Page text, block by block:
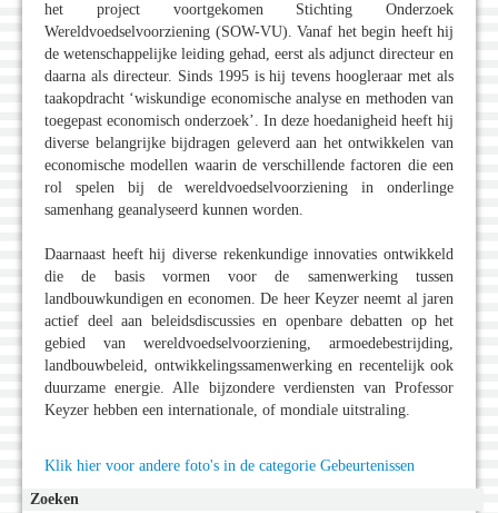
het project voortgekomen Stichting Onderzoek
Wereldvoedselvoorziening (SOW-VU). Vanaf het begin heeft hij
de wetenschappelijke leiding gehad, eerst als adjunct directeur en
daarna als directeur. Sinds 1995 is hij tevens hoogleraar met als
taakopdracht ‘wiskundige economische analyse en methoden van
toegepast economisch onderzoek’. In deze hoedanigheid heeft hij
diverse belangrijke bijdragen geleverd aan het ontwikkelen van
economische modellen waarin de verschillende factoren die een
rol spelen bij de wereldvoedselvoorziening in onderlinge
samenhang geanalyseerd kunnen worden.
Daarnaast heeft hij diverse rekenkundige innovaties ontwikkeld
die de basis vormen voor de samenwerking tussen
landbouwkundigen en economen. De heer Keyzer neemt al jaren
actief deel aan beleidsdiscussies en openbare debatten op het
gebied van wereldvoedselvoorziening, armoedebestrijding,
landbouwbeleid, ontwikkelingssamenwerking en recentelijk ook
duurzame energie. Alle bijzondere verdiensten van Professor
Keyzer hebben een internationale, of mondiale uitstraling.
Klik hier voor andere foto's in de categorie Gebeurtenissen
Zoeken